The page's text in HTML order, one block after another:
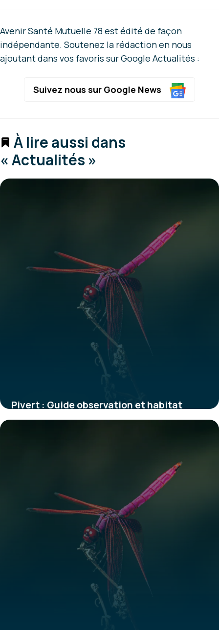
Avenir Santé Mutuelle 78 est édité de façon
indépendante. Soutenez la rédaction en nous
ajoutant dans vos favoris sur Google Actualités :
Suivez nous sur Google News
À lire aussi dans
« Actualités »
Pivert : Guide observation et habitat
1 juin 2026